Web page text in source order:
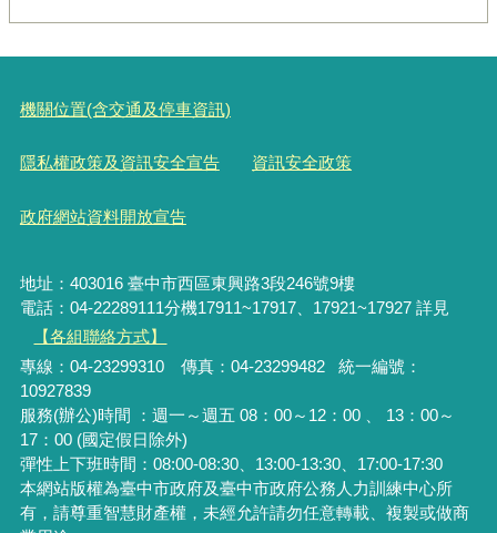
機關位置(含交通及停車資訊)
隱私權政策及資訊安全宣告 資訊安全政策
政府網站資料開放宣告
地址：403016 臺中市西區東興路3段246號9樓
電話：04-22289111分機17911~17917、17921~17927 詳見
【各組聯絡方式】
專線：04-23299310 傳真：04-23299482 統一編號：
10927839
服務(辦公)時間 ：週一～週五 08：00～12：00 、 13：00～
17：00 (國定假日除外)
彈性上下班時間：08:00-08:30、13:00-13:30、17:00-17:30
本網站版權為臺中市政府及臺中市政府公務人力訓練中心所
有，請尊重智慧財產權，未經允許請勿任意轉載、複製或做商